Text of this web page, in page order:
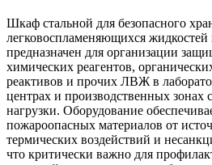
Шкаф стальной для безопасного
легковоспламеняющихся
предназначен для организации
химических реагентов,
реактивов и прочих ЛВЖ в
центрах и производственных
нагрузки. Оборудование
пожароопасных материалов от
термических воздействий и
что критически важно для